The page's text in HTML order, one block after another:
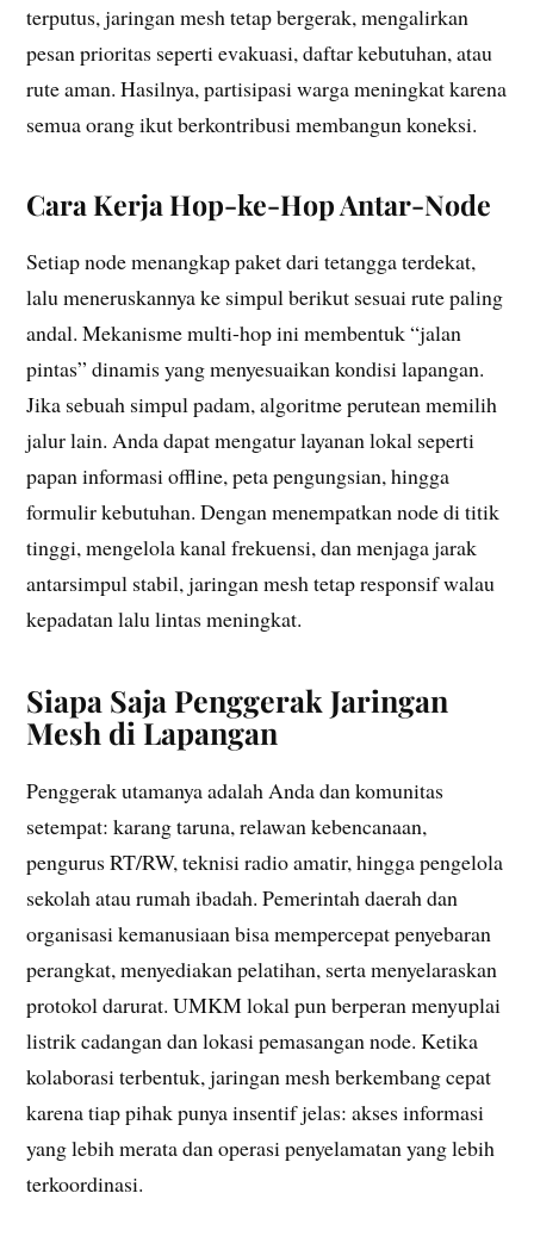
terputus, jaringan mesh tetap bergerak, mengalirkan
pesan prioritas seperti evakuasi, daftar kebutuhan, atau
rute aman. Hasilnya, partisipasi warga meningkat karena
semua orang ikut berkontribusi membangun koneksi.
Cara Kerja Hop-ke-Hop Antar-Node
Setiap node menangkap paket dari tetangga terdekat,
lalu meneruskannya ke simpul berikut sesuai rute paling
andal. Mekanisme multi-hop ini membentuk “jalan
pintas” dinamis yang menyesuaikan kondisi lapangan.
Jika sebuah simpul padam, algoritme perutean memilih
jalur lain. Anda dapat mengatur layanan lokal seperti
papan informasi offline, peta pengungsian, hingga
formulir kebutuhan. Dengan menempatkan node di titik
tinggi, mengelola kanal frekuensi, dan menjaga jarak
antarsimpul stabil, jaringan mesh tetap responsif walau
kepadatan lalu lintas meningkat.
Siapa Saja Penggerak Jaringan
Mesh di Lapangan
Penggerak utamanya adalah Anda dan komunitas
setempat: karang taruna, relawan kebencanaan,
pengurus RT/RW, teknisi radio amatir, hingga pengelola
sekolah atau rumah ibadah. Pemerintah daerah dan
organisasi kemanusiaan bisa mempercepat penyebaran
perangkat, menyediakan pelatihan, serta menyelaraskan
protokol darurat. UMKM lokal pun berperan menyuplai
listrik cadangan dan lokasi pemasangan node. Ketika
kolaborasi terbentuk, jaringan mesh berkembang cepat
karena tiap pihak punya insentif jelas: akses informasi
yang lebih merata dan operasi penyelamatan yang lebih
terkoordinasi.